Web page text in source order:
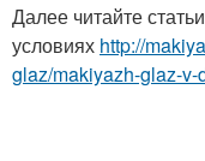
Далее читайте
условиях http://
glaz/makiyazh-glaz-v-